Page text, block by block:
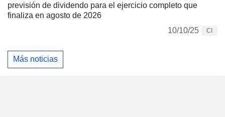
previsión de dividendo para el ejercicio completo que
finaliza en agosto de 2026
10/10/25
CI
Más noticias